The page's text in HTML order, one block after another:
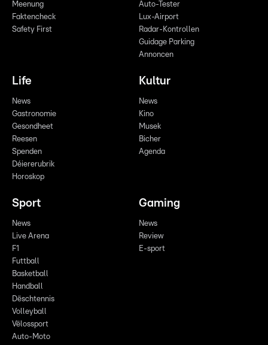
Meenung
Faktencheck
Safety First
Auto-Tester
Lux-Airport
Radar-Kontrollen
Guidage Parking
Annoncen
Life
News
Gastronomie
Gesondheet
Reesen
Spenden
Déiererubrik
Horoskop
Kultur
News
Kino
Musek
Bicher
Agenda
Sport
News
Live Arena
F1
Futtball
Basketball
Handball
Dëschtennis
Volleyball
Vëlossport
Auto-Moto
Gaming
News
Review
E-sport